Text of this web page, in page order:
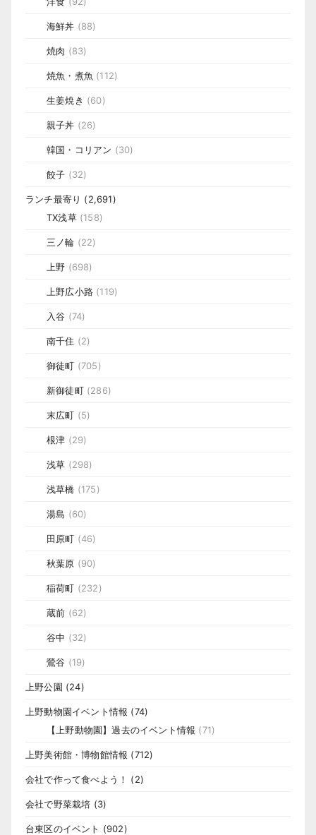
海鮮丼 (88)
焼肉 (83)
焼魚・煮魚 (112)
生姜焼き (60)
親子丼 (26)
韓国・コリアン (30)
餃子 (32)
ランチ最寄り (2,691)
TX浅草(158)
三ノ輪 (22)
上野 (698)
上野広小路 (119)
入谷 (74)
南千住 (2)
御徒町 (705)
新御徒町(286)
末広町 (5)
根津 (29)
浅草 (298)
浅草橋 (175)
湯島 (60)
田原町 (46)
秋葉原 (90)
稲荷町 (232)
蔵前 (62)
谷中 (32)
鶯谷 (19)
上野公園 (24)
上野動物園イベント情報 (74)
【上野動物園】過去のイベント情報 (71)
上野美術館・博物館情報 (712)
会社で作って食べよう！ (2)
会社で野菜栽培 (3)
台東区のイベント (902)